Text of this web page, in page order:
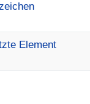
Element